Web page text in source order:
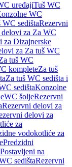
uređajiTuš WC
WC
WC sedištaRezervni
za Za WC
za Dizajnerske
za Za tuš WC
tuš WC
kompleteZa tuš
Za tuš WC sedišta i
sedištaKonzolne
WC šoljeRezervni
Rezervni delovi za
delovi za
za
vodokotliće za
Predzidni
Postavljeni na
sedištaRezervni